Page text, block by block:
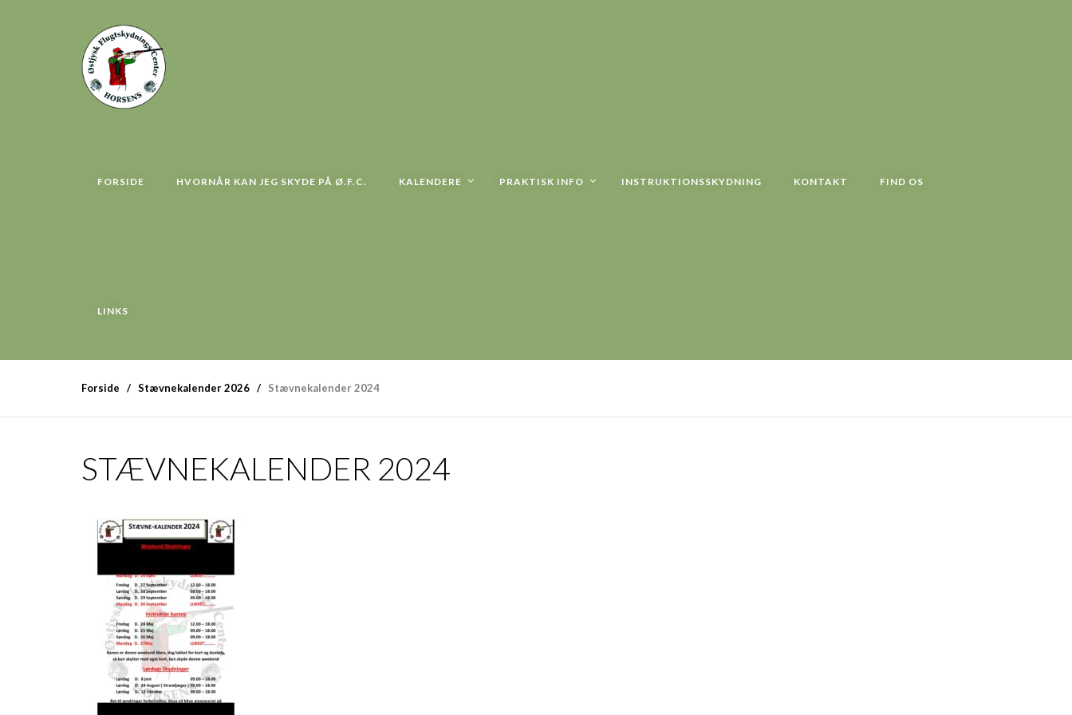
FORSIDE HVORNÅR KAN JEG SKYDE PÅ Ø.F.C. KALENDERE PRAKTISK INFO INSTRUKTIONSSKYDNING KONTAKT FIND OS
LINKS
Forside Stævnekalender 2026 Stævnekalender 2024
STÆVNEKALENDER 2024